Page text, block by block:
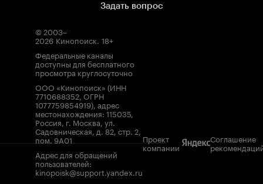
Задать вопрос
© 2003–
2026 Кинопоиск. 18+
Федеральные каналы
доступны для бесплатного
просмотра круглосуточно
ООО «Кинопоиск» (ИНН
7710688352, ОГРН
1077759854919), адрес
местонахождения: 115035,
Россия, г. Москва, ул.
Садовническая, д. 82, стр. 2,
пом. 9А01
Адрес для обращений
пользователей:
kinopoisk@support.yandex.ru
Проект
компании
Соглашение